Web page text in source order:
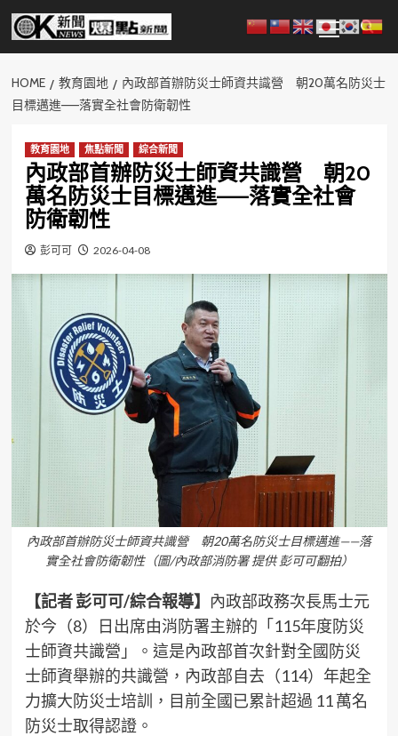
Skip
content
Menu
HOME 教育園地
內政部首辦防災士師資共識營 朝20萬名防災士
目標邁進——落實全社會防衛韌性
教育園地 焦點新聞 綜合新聞
內政部首辦防災士師資共識營 朝20
萬名防災士目標邁進——落實全社會
防衛韌性
彭可可 2026-04-08
內政部首辦防災士師資共識營 朝20萬名防災士目標邁進——落
實全社會防衛韌性（圖/內政部消防署 提供 彭可可翻拍）
【記者 彭可可/綜合報導】
內政部政務次長馬士元
於今（8）日出席由消防署主辦的「115年度防災
士師資共識營」。這是內政部首次針對全國防災
士師資舉辦的共識營，內政部自去（114）年起全
力擴大防災士培訓，目前全國已累計超過 11 萬名
防災士取得認證。